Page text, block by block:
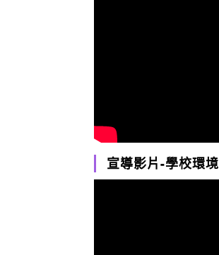
宣導影片-學校環境